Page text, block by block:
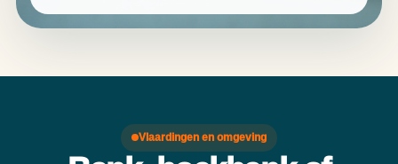
Vlaardingen en omgeving